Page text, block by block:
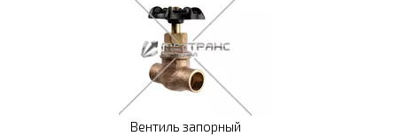
Вентиль запорный